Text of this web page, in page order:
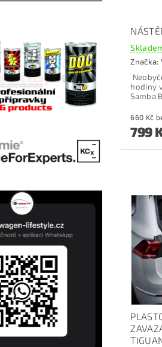
Značka:
hodiny
Samba
799